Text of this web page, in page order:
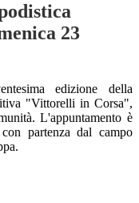
23
edizione della
"Vittorelli in Corsa",
L'appuntamento è
partenza dal campo